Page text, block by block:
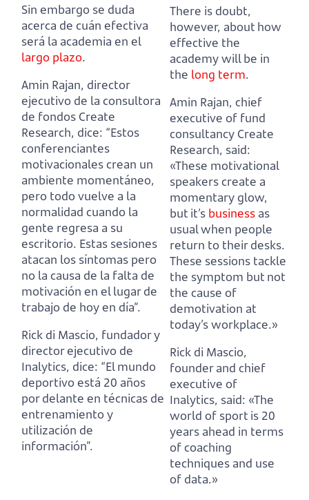
Sin embargo se duda
acerca de cuán efectiva
será la academia en el
largo plazo.
Amin Rajan, director
ejecutivo de la consultora
de fondos Create
Research, dice: “Estos
conferenciantes
motivacionales crean un
ambiente momentáneo,
pero todo vuelve a la
normalidad cuando la
gente regresa a su
escritorio. Estas sesiones
atacan los síntomas pero
no la causa de la falta de
motivación en el lugar de
trabajo de hoy en día”.
Rick di Mascio, fundador y
director ejecutivo de
Inalytics, dice: “El mundo
deportivo está 20 años
por delante en técnicas de
entrenamiento y
utilización de
información”.
There is doubt,
however, about how
effective the
academy will be in
the long term.
Amin Rajan, chief
executive of fund
consultancy Create
Research, said:
«These motivational
speakers create a
momentary glow,
but it’s business as
usual when people
return to their desks.
These sessions tackle
the symptom but not
the cause of
demotivation at
today’s workplace.»
Rick di Mascio,
founder and chief
executive of
Inalytics, said: «The
world of sport is 20
years ahead in terms
of coaching
techniques and use
of data.»